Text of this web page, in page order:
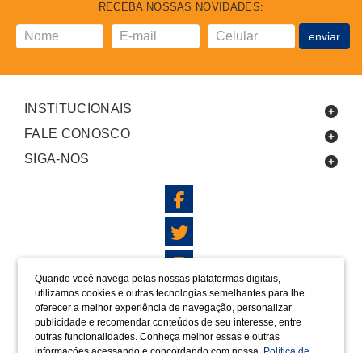
Quando você navega pelas nossas plataformas digitais,
utilizamos cookies e outras tecnologias semelhantes para lhe
oferecer a melhor experiência de navegação, personalizar
publicidade e recomendar conteúdos de seu interesse, entre
outras funcionalidades. Conheça melhor essas e outras
RECEBA NOSSAS NOVIDADES:
enviar
INSTITUCIONAIS
FALE CONOSCO
SIGA-NOS
LOCALIZAÇÃO
FORMAS DE PAGAMENTO